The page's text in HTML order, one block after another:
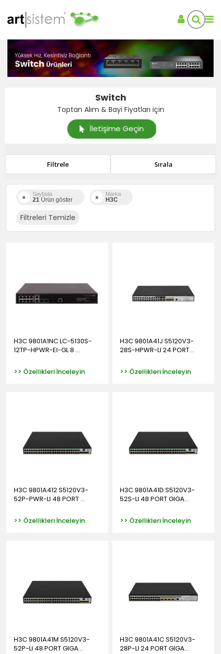
Switch
Toptan Alım & Bayi Fiyatları için
İletişime Geçin
Filtrele Sırala
Sayfada
21 Ürün göster
Marka
H3C
Filtreleri Temizle
H3C 9801A1NC LC-5130S-
12TP-HPWR-EI-GL 8 ...
>> Özellikleri İnceleyin
H3C 9801A41J S5120V3-
28S-HPWR-LI 24 PORT...
>> Özellikleri İnceleyin
H3C 9801A412 S5120V3-
52P-PWR-LI 48 PORT ...
>> Özellikleri İnceleyin
H3C 9801A41D S5120V3-
52S-LI 48 PORT GIGA...
>> Özellikleri İnceleyin
H3C 9801A41M S5120V3-
52P-LI 48 PORT GIGA...
H3C 9801A41C S5120V3-
28P-LI 24 PORT GIGA...